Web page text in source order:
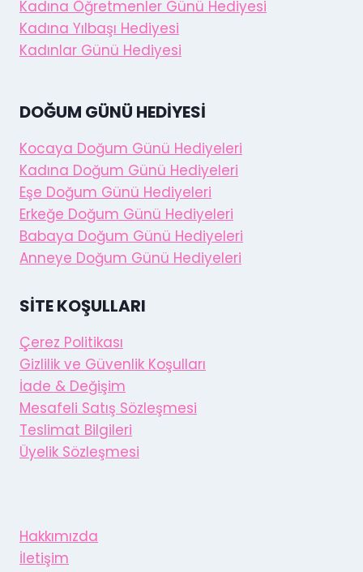
Kadına Öğretmenler Günü Hediyesi
Kadına Yılbaşı Hediyesi
Kadınlar Günü Hediyesi
DOĞUM GÜNÜ HEDIYESI
Kocaya Doğum Günü Hediyeleri
Kadına Doğum Günü Hediyeleri
Eşe Doğum Günü Hediyeleri
Erkeğe Doğum Günü Hediyeleri
Babaya Doğum Günü Hediyeleri
Anneye Doğum Günü Hediyeleri
SITE KOŞULLARI
Çerez Politikası
Gizlilik ve Güvenlik Koşulları
İade & Değişim
Mesafeli Satış Sözleşmesi
Teslimat Bilgileri
Üyelik Sözleşmesi
Hakkımızda
İletişim